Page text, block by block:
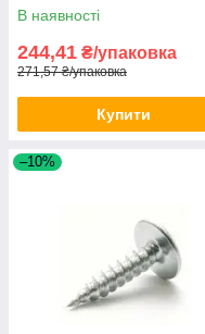
В наявності
244,41 ₴/упаковка
271,57 ₴/упаковка
Купити
–10%